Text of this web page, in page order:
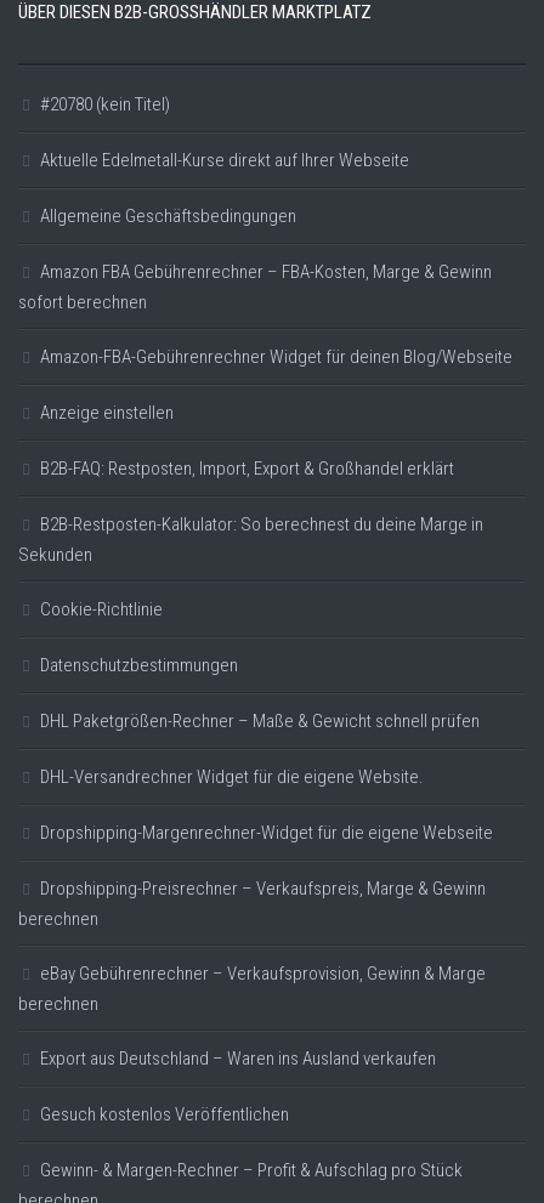
ÜBER DIESEN B2B-GROSSHÄNDLER MARKTPLATZ
#20780 (kein Titel)
Aktuelle Edelmetall-Kurse direkt auf Ihrer Webseite
Allgemeine Geschäftsbedingungen
Amazon FBA Gebührenrechner – FBA-Kosten, Marge & Gewinn
sofort berechnen
Amazon-FBA-Gebührenrechner Widget für deinen Blog/Webseite
Anzeige einstellen
B2B-FAQ: Restposten, Import, Export & Großhandel erklärt
B2B-Restposten-Kalkulator: So berechnest du deine Marge in
Sekunden
Cookie-Richtlinie
Datenschutzbestimmungen
DHL Paketgrößen-Rechner – Maße & Gewicht schnell prüfen
DHL-Versandrechner Widget für die eigene Website.
Dropshipping-Margenrechner-Widget für die eigene Webseite
Dropshipping-Preisrechner – Verkaufspreis, Marge & Gewinn
berechnen
eBay Gebührenrechner – Verkaufsprovision, Gewinn & Marge
berechnen
Export aus Deutschland – Waren ins Ausland verkaufen
Gesuch kostenlos Veröffentlichen
Gewinn- & Margen-Rechner – Profit & Aufschlag pro Stück